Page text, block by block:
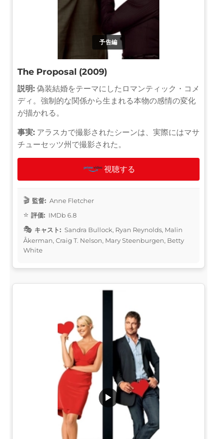
予告編
The Proposal (2009)
説明: 偽装結婚をテーマにしたロマンティック・コメ
ディ。強制的な関係から生まれる本物の感情の変化
が描かれる。
事実: アラスカで撮影されたシーンは、実際にはマサ
チューセッツ州で撮影された。
視聴する
監督: Anne Fletcher
評価: IMDb 6.8
キャスト: Sandra Bullock, Ryan Reynolds, Malin
Åkerman, Craig T. Nelson, Mary Steenburgen, Betty
White
▶